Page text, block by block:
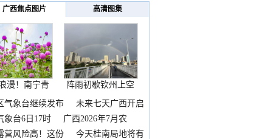
广西焦点图片 高清图集
漫！南宁青
秀山
阵雨初歇钦州上空
邂逅
气象台继续发布
未来七天广西开启
象台6日17时
广西2026年7月农
营风险高！这份
今天桂南局地将有